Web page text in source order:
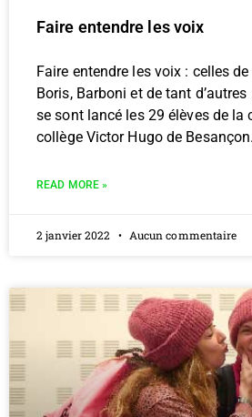
Faire entendre les voix
Faire entendre les voix : celles
Boris, Barboni et de tant d’autres
se sont lancé les 29 élèves de la
collège Victor Hugo de Besançon.
READ MORE »
2 janvier 2022 Aucun commentaire